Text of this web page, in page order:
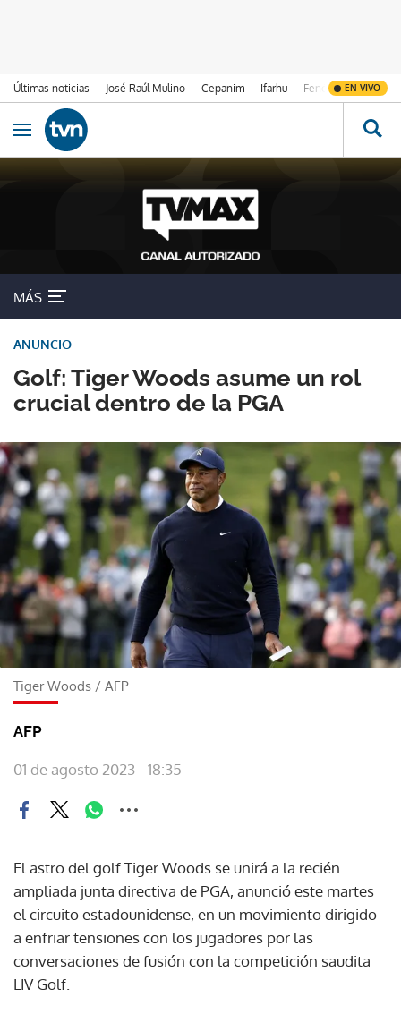
Últimas noticias José Raúl Mulino Cepanim Ifarhu Fenómeno de El
EN VIVO
Ir al contenido
Obrir navegació
MÁS
Golf: Tiger Woods asume un rol
crucial dentro de la PGA
ANUNCIO
Tiger Woods / AFP
AFP
01 de agosto 2023 - 18:35
El astro del golf Tiger Woods se unirá a la recién
ampliada junta directiva de PGA, anunció este martes
el circuito estadounidense, en un movimiento dirigido
a enfriar tensiones con los jugadores por las
conversaciones de fusión con la competición saudita
LIV Golf.